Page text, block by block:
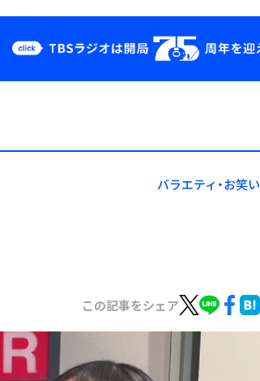
YouTube
会社情報
バラエティ・お笑い
この記事をシェア